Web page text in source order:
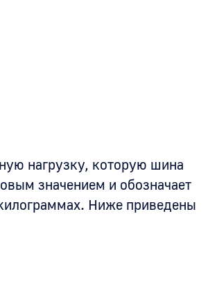
нагрузку, которую шина
значением и обозначает
Ниже приведены